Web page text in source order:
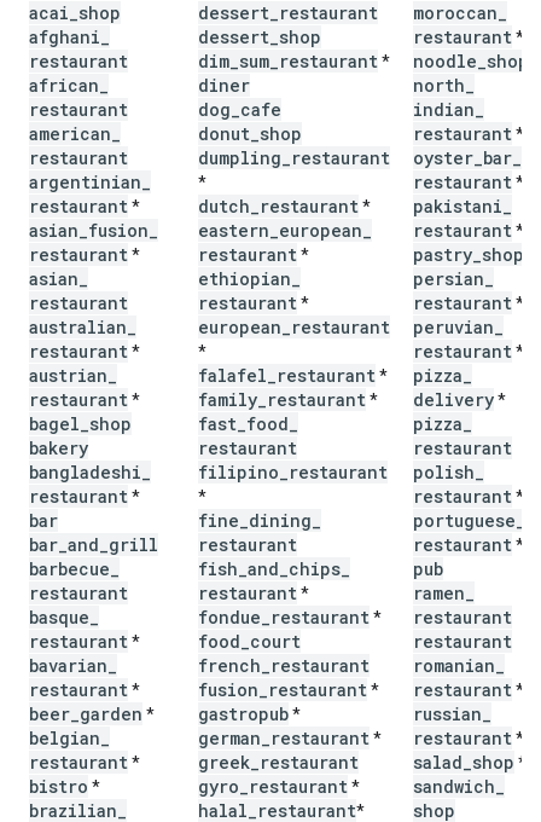
acai shop
afghani
restaurant
african
restaurant
american
restaurant
argentinian
restaurant*
asian fusion
restaurant*
asian
restaurant
australian
restaurant*
austrian
restaurant*
bagel shop
bakery
bangladeshi
restaurant*
bar
bar and grill
barbecue
restaurant
basque
restaurant*
bavarian
restaurant*
beer garden *
belgian
restaurant*
bistro *
brazilian
dessert restaurant
dessert shop
dim sum restaurant*
diner
dog cafe
donut shop
dumpling restaurant
*
dutch restaurant*
eastern european
restaurant*
ethiopian
restaurant*
european restaurant
*
falafel restaurant*
family restaurant*
fast food
restaurant
filipino restaurant
*
fine dining
restaurant
fish and chips
restaurant*
fondue restaurant*
food court
french restaurant
fusion restaurant*
gastropub*
german restaurant*
greek restaurant
gyro restaurant*
halal restaurant*
moroccan
restaurant*
noodle shop
north
indian
restaurant*
oyster bar
restaurant*
pakistani
restaurant*
pastry shop
persian
restaurant*
peruvian
restaurant*
pizza
delivery*
pizza
restaurant
polish
restaurant*
portuguese
restaurant*
pub
ramen
restaurant
restaurant
romanian
restaurant*
russian
restaurant*
salad shop *
sandwich
shop